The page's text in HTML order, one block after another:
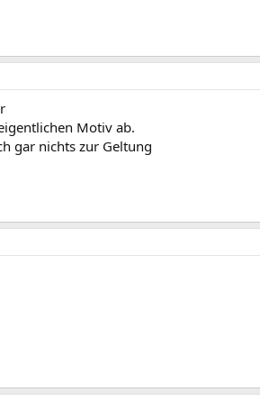
Motiv ab.
gar nichts zur Geltung